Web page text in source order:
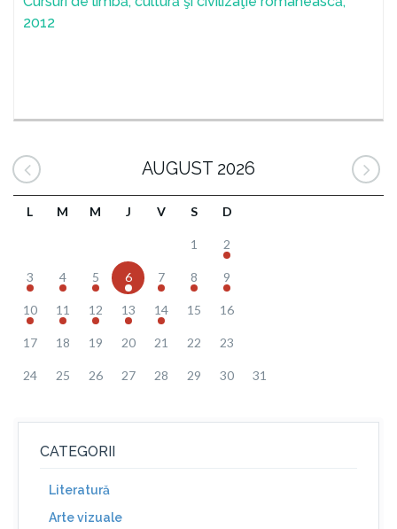
2012
AUGUST 2026
L M M J V S D
1 2
3 4 5 6 7 8 9
10 11 12 13 14 15 16
17 18 19 20 21 22 23
24 25 26 27 28 29 30 31
CATEGORII
Literatură
Arte vizuale